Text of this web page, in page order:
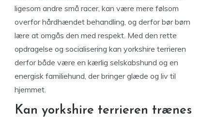
ligesom andre små racer, kan være mere følsom
overfor hårdhændet behandling, og derfor bør børn
lære at omgås den med respekt. Med den rette
opdragelse og socialisering kan yorkshire terrieren
derfor både være en kærlig selskabshund og en
energisk familiehund, der bringer glæde og liv til
hjemmet.
Kan yorkshire terrieren trænes